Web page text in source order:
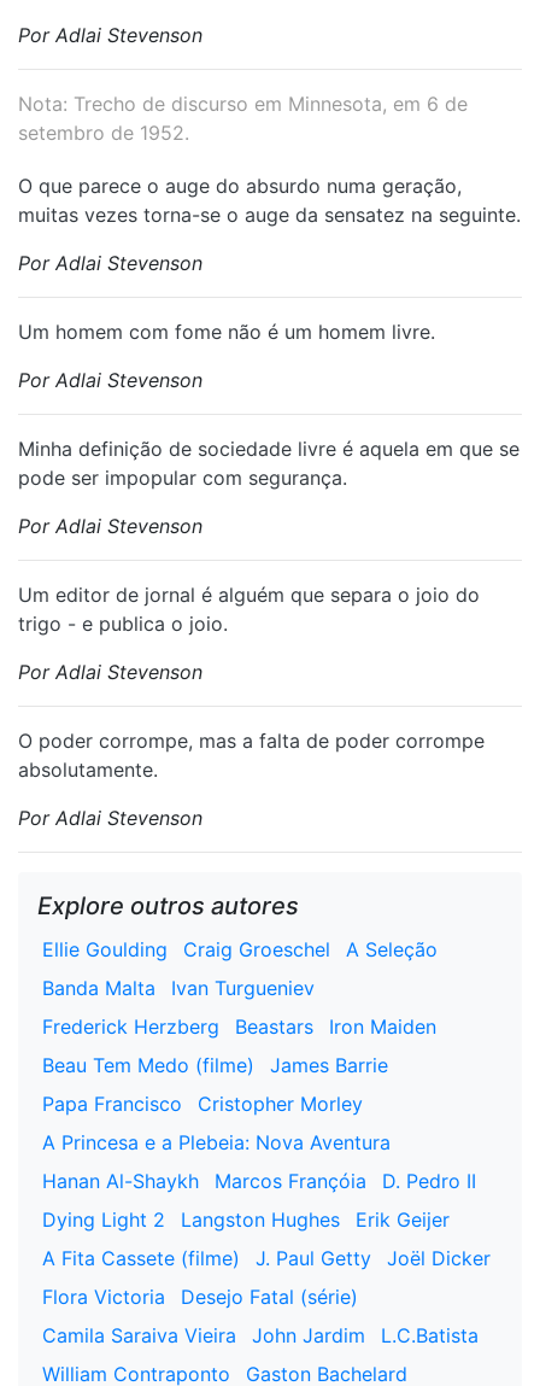
Por Adlai Stevenson
Nota: Trecho de discurso em Minnesota, em 6 de
setembro de 1952.
O que parece o auge do absurdo numa geração,
muitas vezes torna-se o auge da sensatez na seguinte.
Por Adlai Stevenson
⁠Um homem com fome não é um homem livre.
Por Adlai Stevenson
Minha definição de sociedade livre é aquela em que se
pode ser impopular com segurança.
Por Adlai Stevenson
Um editor de jornal é alguém que separa o joio do
trigo - e publica o joio.
Por Adlai Stevenson
O poder corrompe, mas a falta de poder corrompe
absolutamente.
Por Adlai Stevenson
Explore outros autores
Ellie Goulding Craig Groeschel
A Seleção
Banda Malta
Ivan Turgueniev
Frederick Herzberg
Beastars
Iron Maiden
Beau Tem Medo (filme)
James Barrie
Papa Francisco
Cristopher Morley
A Princesa e a Plebeia: Nova Aventura
Hanan Al-Shaykh
Marcos Françóia
D. Pedro II
Dying Light 2
Langston Hughes
Erik Geijer
A Fita Cassete (filme)
J. Paul Getty
Joël Dicker
Flora Victoria
Desejo Fatal (série)
Camila Saraiva Vieira
John Jardim
L.C.Batista
William Contraponto
Gaston Bachelard